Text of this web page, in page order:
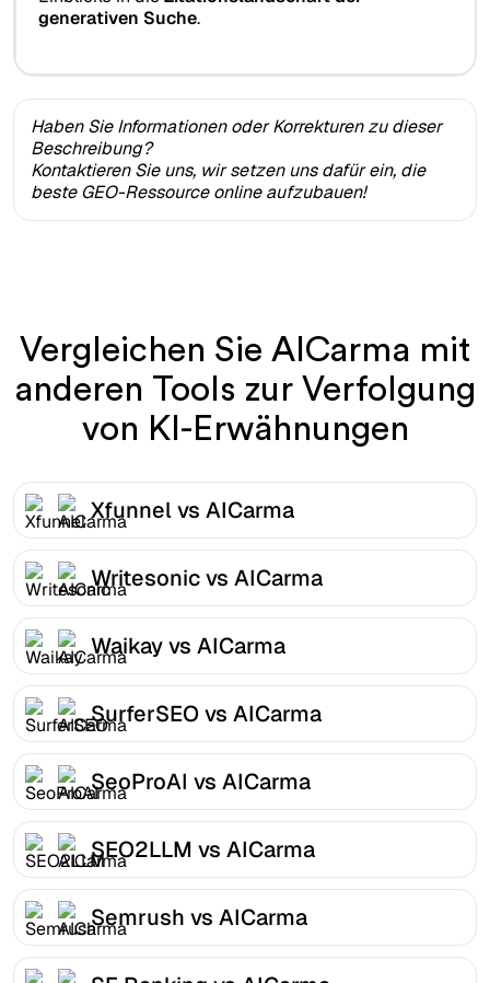
generativen Suche.
Haben Sie Informationen oder Korrekturen zu dieser
Beschreibung?
Kontaktieren Sie uns, wir setzen uns dafür ein, die
beste GEO-Ressource online aufzubauen!
Vergleichen Sie AICarma mit
anderen Tools zur Verfolgung
von KI-Erwähnungen
Xfunnel vs AICarma
Writesonic vs AICarma
Waikay vs AICarma
SurferSEO vs AICarma
SeoProAI vs AICarma
SEO2LLM vs AICarma
Semrush vs AICarma